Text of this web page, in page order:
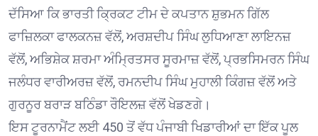
ਦੱਸਿਆ ਕਿ ਭਾਰਤੀ ਕ੍ਰਿਕਟ ਟੀਮ ਦੇ ਕਪਤਾਨ ਸ਼ੁਭਮਨ ਗਿੱਲ
ਫਾਜ਼ਿਲਕਾ ਫਾਲਕਨਜ਼ ਵੱਲੋਂ, ਅਰਸ਼ਦੀਪ ਸਿੰਘ ਲੁਧਿਆਣਾ ਲਾਇਨਜ਼
ਵੱਲੋਂ, ਅਭਿਸ਼ੇਕ ਸ਼ਰਮਾ ਅੰਮ੍ਰਿਤਸਰ ਸੂਰਮਾਜ਼ ਵੱਲੋਂ, ਪ੍ਰਭਸਿਮਰਨ ਸਿੰਘ
ਜਲੰਧਰ ਵਾਰੀਅਰਜ਼ ਵੱਲੋਂ, ਰਮਨਦੀਪ ਸਿੰਘ ਮੁਹਾਲੀ ਕਿੰਗਜ਼ ਵੱਲੋਂ ਅਤੇ
ਗੁਰਨੂਰ ਬਰਾੜ ਬਠਿੰਡਾ ਰੌਇਲਜ਼ ਵੱਲੋਂ ਖੇਡਣਗੇ।
ਇਸ ਟੂਰਨਾਮੈਂਟ ਲਈ 450 ਤੋਂ ਵੱਧ ਪੰਜਾਬੀ ਖਿਡਾਰੀਆਂ ਦਾ ਇੱਕ ਪੂਲ